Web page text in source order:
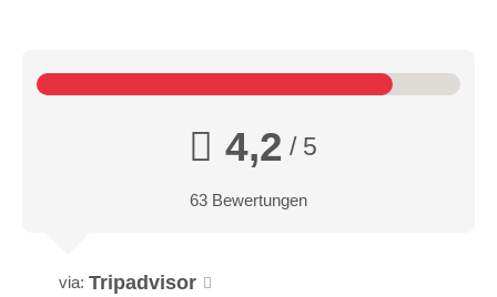
4,2 / 5
63 Bewertungen
via: Tripadvisor